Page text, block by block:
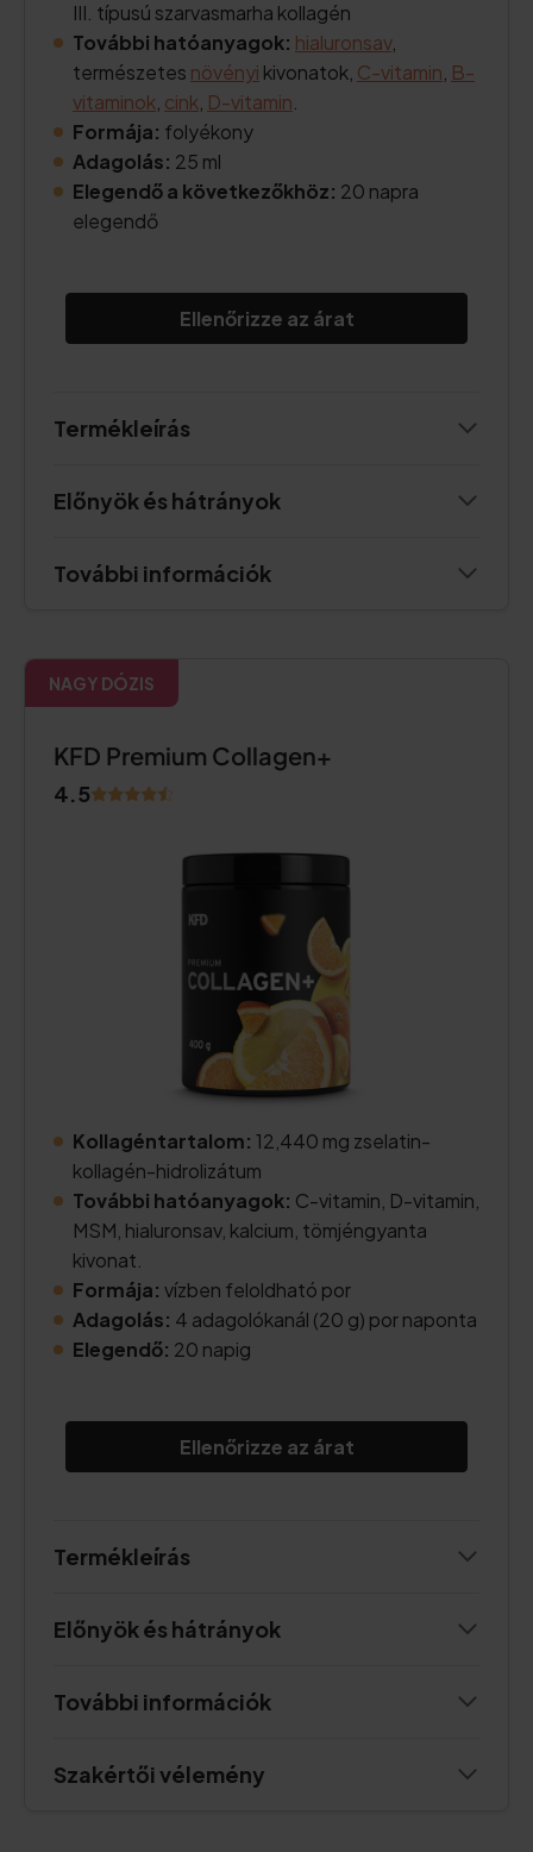
III. típusú szarvasmarha kollagén
További hatóanyagok: hialuronsav,
természetes növényi kivonatok, C-vitamin B-
vitaminok cink D-vitamin
Formája: folyékony
Adagolás: 25 ml
Elegendő a következőkhöz: 20 napra
elegendő
Ellenőrizze az árat
Termékleírás
Előnyök és hátrányok
További információk
NAGY DÓZIS
KFD Premium Collagen+
4.5
Kollagéntartalom: 12,440 mg zselatin-
kollagén-hidrolizátum
További hatóanyagok: C-vitamin, D-vitamin,
MSM, hialuronsav, kalcium, tömjéngyanta
kivonat.
Formája: vízben feloldható por
Adagolás: 4 adagolókanál (20 g) por naponta
Elegendő: 20 napig
Ellenőrizze az árat
Termékleírás
Előnyök és hátrányok
További információk
Szakértői vélemény